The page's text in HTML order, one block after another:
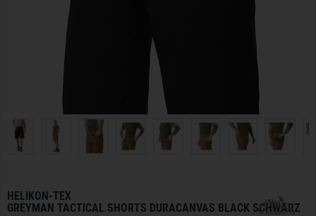
HELIKON-TEX
GREYMAN TACTICAL SHORTS DURACANVAS BLACK SCHWARZ